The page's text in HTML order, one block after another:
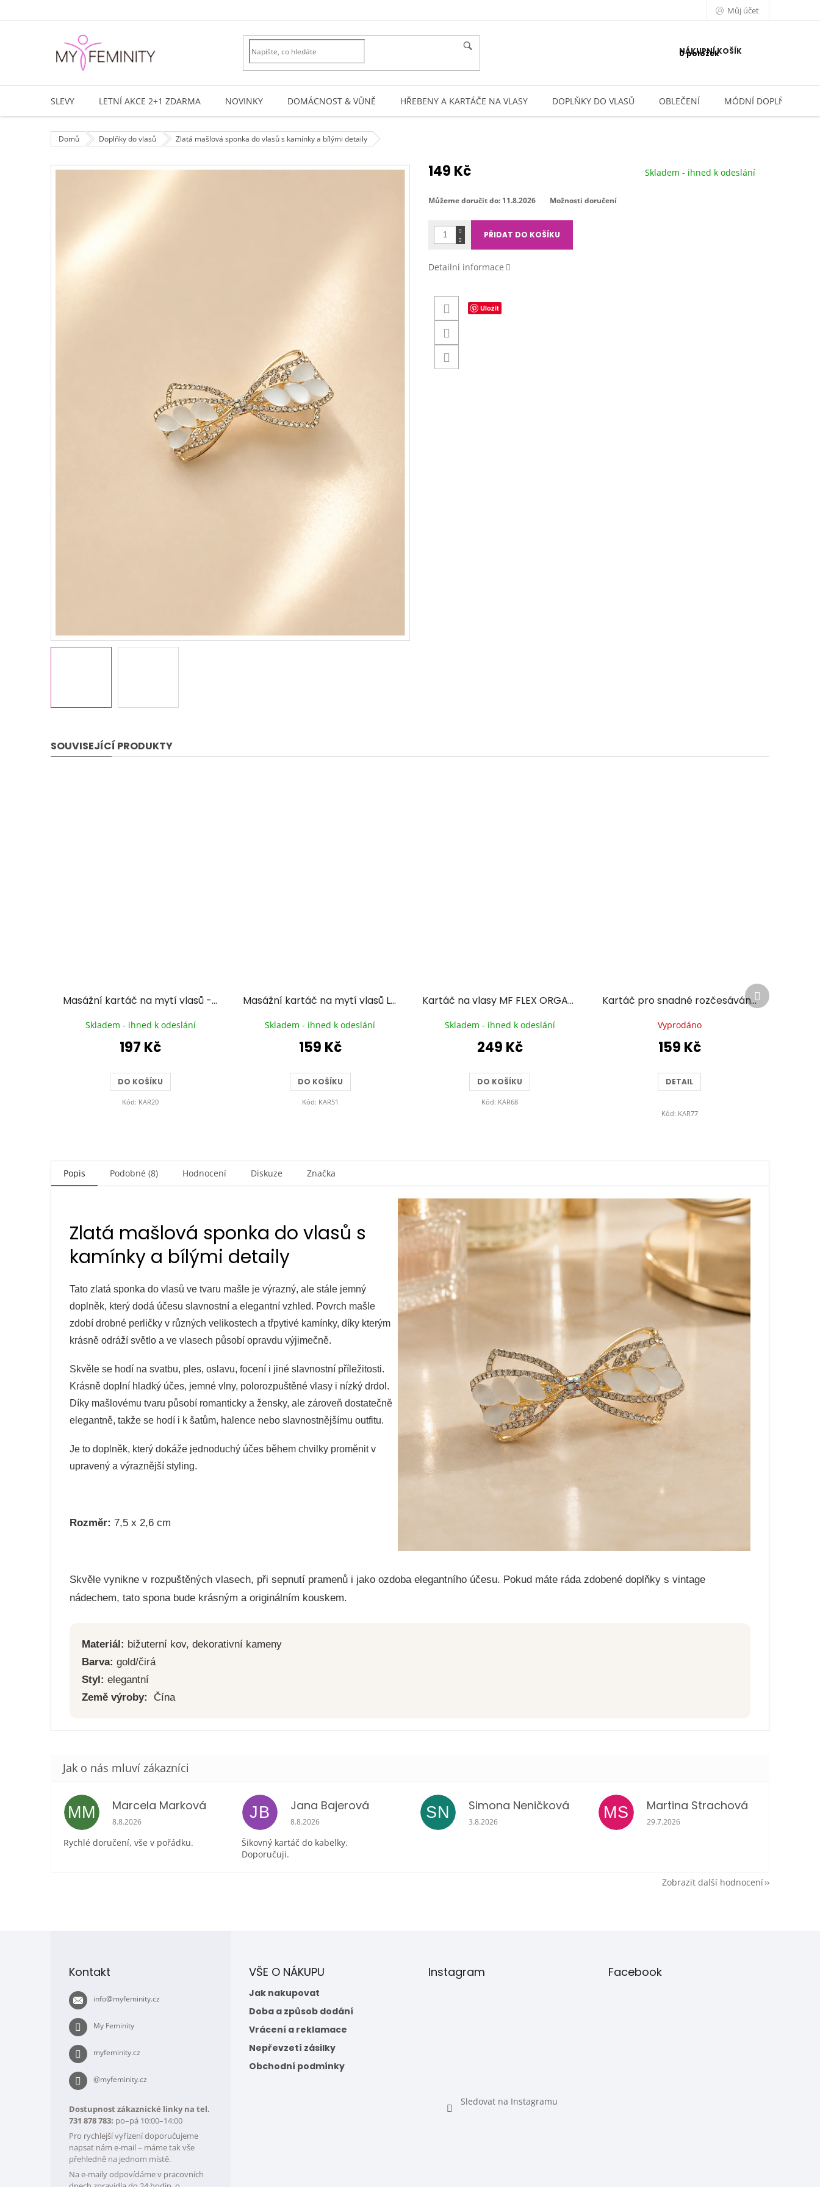
Můj účet
NÁKUPNÍ KOŠÍK
0 položek
SLEVY LETNÍ AKCE 2+1 ZDARMA NOVINKY DOMÁCNOST & VŮNĚ HŘEBENY A KARTÁČE NA VLASY DOPLŇKY DO VLASŮ OBLEČENÍ MÓDNÍ DOPLŇKY
Domů Doplňky do vlasů Zlatá mašlová sponka do vlasů s kamínky a bílými detaily
149 Kč
cena:
Skladem - ihned k odeslání
Můžeme doručit do: 11.8.2026 Možnosti doručení
PŘIDAT DO KOŠÍKU
Detailní informace
Uložit
SOUVISEJÍCÍ PRODUKTY
Masážní kartáč na mytí vlasů - rose gold
Skladem - ihned k odeslání
197 Kč
DO KOŠÍKU
Kód: KAR20
Masážní kartáč na mytí vlasů LOSOSOVÝ
Skladem - ihned k odeslání
159 Kč
DO KOŠÍKU
Kód: KAR51
Kartáč na vlasy MF FLEX ORGANIC
Skladem - ihned k odeslání
249 Kč
DO KOŠÍKU
Kód: KAR68
Kartáč pro snadné rozčesávání vlasů - mintový
Vyprodáno
159 Kč
DETAIL
Kód: KAR77
Další
produkt
Popis Podobné (8) Hodnocení Diskuze Značka
Zlatá mašlová sponka do vlasů s
kamínky a bílými detaily
Tato zlatá sponka do vlasů ve tvaru mašle je výrazný, ale stále jemný
doplněk, který dodá účesu slavnostní a elegantní vzhled. Povrch mašle
zdobí drobné perličky v různých velikostech a třpytivé kamínky, díky kterým
krásně odráží světlo a ve vlasech působí opravdu výjimečně.
Skvěle se hodí na svatbu, ples, oslavu, focení i jiné slavnostní příležitosti.
Krásně doplní hladký účes, jemné vlny, polorozpuštěné vlasy i nízký drdol.
Díky mašlovému tvaru působí romanticky a žensky, ale zároveň dostatečně
elegantně, takže se hodí i k šatům, halence nebo slavnostnějšímu outfitu.
Je to doplněk, který dokáže jednoduchý účes během chvilky proměnit v
upravený a výraznější styling.
Rozměr: 7,5 x 2,6 cm
Skvěle vynikne v rozpuštěných vlasech, při sepnutí pramenů i jako ozdoba elegantního účesu. Pokud máte ráda zdobené doplňky s vintage
nádechem, tato spona bude krásným a originálním kouskem.
Materiál: bižuterní kov, dekorativní kameny
Barva: gold/čirá
Styl: elegantní
Země výroby:
Čína
MM Marcela Marková
Hodnocení obchodu je 5 z 5 hvězdiček.
8.8.2026
Rychlé doručení, vše v pořádku.
JB Jana Bajerová
Hodnocení obchodu je 5 z 5 hvězdiček.
8.8.2026
Šikovný kartáč do kabelky.
Doporučuji.
SN Simona Neničková
Hodnocení obchodu je 5 z 5 hvězdiček.
3.8.2026
MS Martina Strachová
Hodnocení obchodu je 5 z 5 hvězdiček.
29.7.2026
Zobrazit další hodnocení
Kontakt
info@myfeminity.cz
My Feminity
myfeminity.cz
@myfeminity.cz
Dostupnost zákaznické linky na tel.
731 878 783: po–pá 10:00–14:00
Pro rychlejší vyřízení doporučujeme
napsat nám e-mail – máme tak vše
přehledně na jednom místě.
Na e-maily odpovídáme v pracovních
VŠE O NÁKUPU
Jak nakupovat
Doba a způsob dodání
Vrácení a reklamace
Nepřevzetí zásilky
Obchodní podmínky
Instagram
Sledovat na Instagramu
Facebook